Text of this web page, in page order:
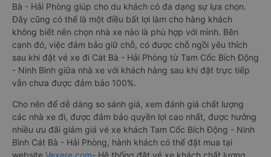
Bà - Hải Phòng giúp cho du khách có đa dạng sự lựa chọn.
Đây cũng có thể là một điều bất lợi làm cho hàng khách
không biết nên chọn nhà xe nào là phù hợp với mình. Bên
cạnh đó, việc đảm bảo giữ chỗ, có được chỗ ngồi yêu thích
sau khi đặt vé xe đi Cát Bà - Hải Phòng từ Tam Cốc Bích Động
- Ninh Bình giữa nhà xe với khách hàng sau khi đặt trực tiếp
vẫn chưa được đảm bảo 100%.
Cho nên để dễ dàng so sánh giá, xem đánh giá chất lượng
các nhà xe đi, được đảm bảo quyền lợi cao nhất, được hưởng
nhiều ưu đãi giảm giá vé xe khách Tam Cốc Bích Động - Ninh
Bình Cát Bà - Hải Phòng, hành khách có thể đặt mua tại